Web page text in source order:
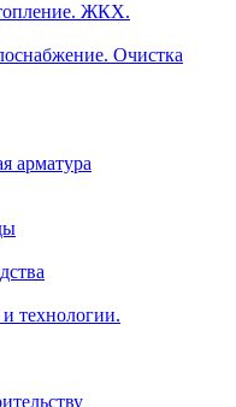
ЖКХ.
Очистка
арматура
технологии.